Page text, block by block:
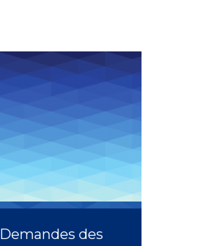
Demandes des